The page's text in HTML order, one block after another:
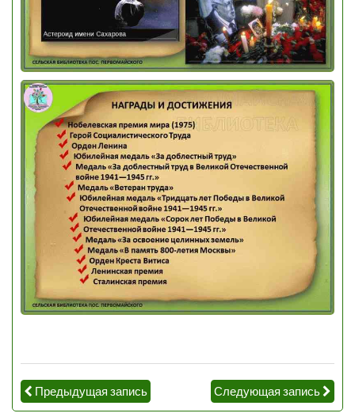
Предыдущая запись Следующая запись